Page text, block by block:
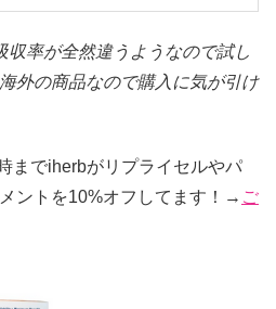
収率が全然違うようなので試し
外の商品なので購入に気が引け
までiherbがリプライセルやパ
ントを10%オフしてます！→ ご